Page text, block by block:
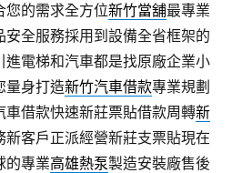
您的需求全方位新竹當舖最專業
安全服務採用到設備全省框架的
進電梯和汽車都是找原廠企業小
量身打造新竹汽車借款專業規劃
車借款快速新莊票貼借款周轉新
新客戶正派經營新莊支票貼現在
的專業高雄熱泵製造安裝廠售後